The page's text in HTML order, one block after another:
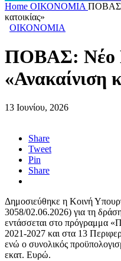
Home ΟΙΚΟΝΟΜΙΑ ΠΟΒΑΣ:
κατοικίας»
ΟΙΚΟΝΟΜΙΑ
ΠΟΒΑΣ: Νέο
«Ανακαίνιση
13 Ιουνίου, 2026
Share
Tweet
Pin
Share
Δημοσιεύθηκε η Κοινή
3058/02.06.2026) για τη
εντάσσεται στο πρόγραμμα
2021-2027 και στα 13
ενώ ο συνολικός
εκατ. Ευρώ.